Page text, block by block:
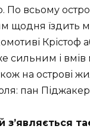
По всьому
щодня їздить
Крістоф
сильним і вмів
на острові
пан Піджакер
з’являється